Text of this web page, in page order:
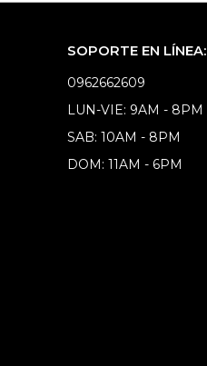
SOPORTE EN LÍNEA:
0962662609
LUN-VIE: 9AM - 8PM
SAB: 10AM - 8PM
DOM: 11AM - 6PM